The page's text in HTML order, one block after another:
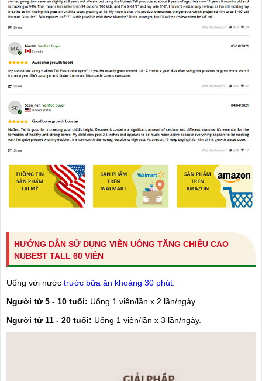
HƯỚNG DẪN SỬ DỤNG VIÊN UỐNG TĂNG CHIỀU CAO
NUBEST TALL 60 VIÊN
Uống với nước trước bữa ăn khoảng 30 phút.
Người từ 5 - 10 tuổi: Uống 1 viên/lần x 2 lần/ngày.
Người từ 11 - 20 tuổi: Uống 1 viên/lần x 3 lần/ngày.